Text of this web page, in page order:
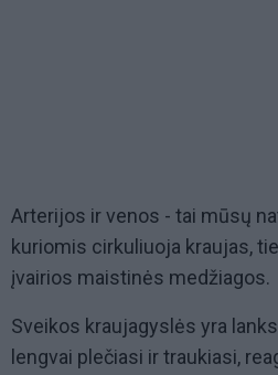
Arterijos ir venos - tai mūsų
kuriomis cirkuliuoja kraujas,
įvairios maistinės medžiagos.
Sveikos kraujagyslės yra
lengvai plečiasi ir traukiasi,